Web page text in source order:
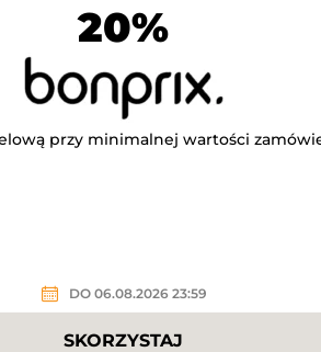
20%
przy minimalnej wartości
DO 06.08.2026 23:59
SKORZYSTAJ